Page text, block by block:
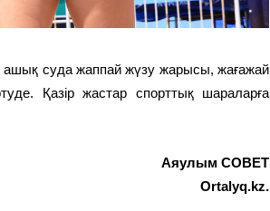
ашық суда жаппай жүзу жарысы, жағажай
Қазір жастар спорттық шараларға
Аяулым СОВЕТ
Ortalyq.kz.